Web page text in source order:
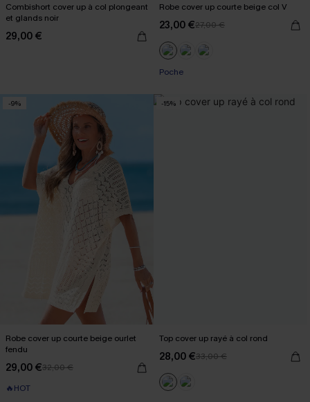
Combishort cover up à col plongeant
et glands noir
29,00 €
Robe cover up courte beige col V
23,00 €27,00 €
Poche
-9%
Robe cover up courte beige ourlet
fendu
29,00 €32,00 €
🔥HOT
-15%
Top cover up rayé à col rond
28,00 €33,00 €